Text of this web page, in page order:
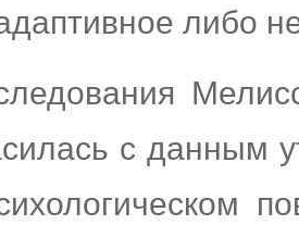
либо
с данным